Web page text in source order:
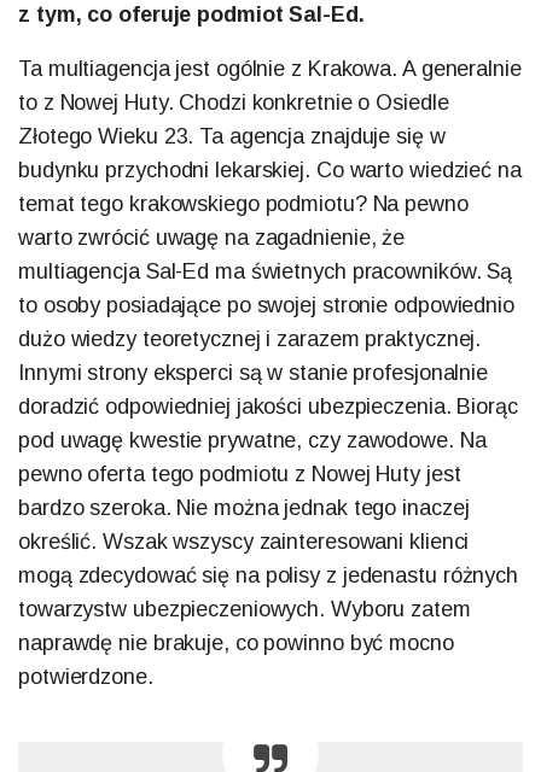
z tym, co oferuje podmiot Sal-Ed.
Ta multiagencja jest ogólnie z Krakowa. A generalnie
to z Nowej Huty. Chodzi konkretnie o Osiedle
Złotego Wieku 23. Ta agencja znajduje się w
budynku przychodni lekarskiej. Co warto wiedzieć na
temat tego krakowskiego podmiotu? Na pewno
warto zwrócić uwagę na zagadnienie, że
multiagencja Sal-Ed ma świetnych pracowników. Są
to osoby posiadające po swojej stronie odpowiednio
dużo wiedzy teoretycznej i zarazem praktycznej.
Innymi strony eksperci są w stanie profesjonalnie
doradzić odpowiedniej jakości ubezpieczenia. Biorąc
pod uwagę kwestie prywatne, czy zawodowe. Na
pewno oferta tego podmiotu z Nowej Huty jest
bardzo szeroka. Nie można jednak tego inaczej
określić. Wszak wszyscy zainteresowani klienci
mogą zdecydować się na polisy z jedenastu różnych
towarzystw ubezpieczeniowych. Wyboru zatem
naprawdę nie brakuje, co powinno być mocno
potwierdzone.